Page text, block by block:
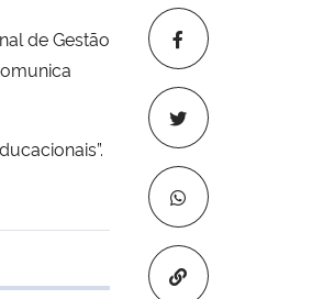
Copiar para
de Gestão